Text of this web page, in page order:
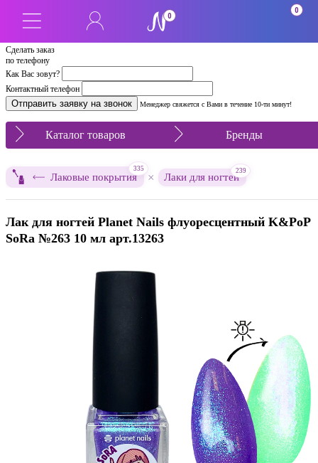
Сделать заказ
по телефону
Как Вас зовут?
Контактный телефон
Менеджер свяжется с Вами в течение 10-ти минут!
0
0
Каталог товаров Бренды
Лаковые покрытия
335
× Лаки для ногтей
239
Лак для ногтей Planet Nails флуоресцентный K&PoP
SoRa №263 10 мл арт.13263